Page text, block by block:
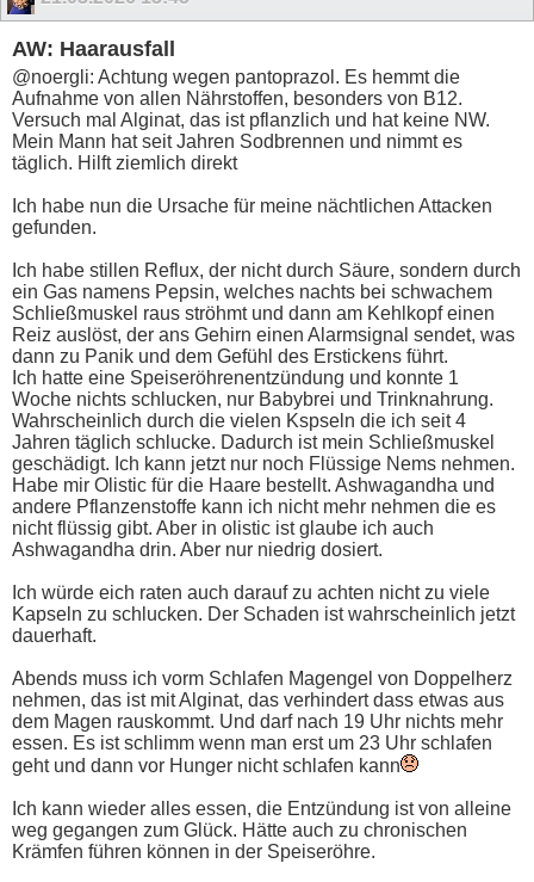
AW: Haarausfall
@noergli: Achtung wegen pantoprazol. Es hemmt die
Aufnahme von allen Nährstoffen, besonders von B12.
Versuch mal Alginat, das ist pflanzlich und hat keine NW.
Mein Mann hat seit Jahren Sodbrennen und nimmt es
täglich. Hilft ziemlich direkt
Ich habe nun die Ursache für meine nächtlichen Attacken
gefunden.
Ich habe stillen Reflux, der nicht durch Säure, sondern durch
ein Gas namens Pepsin, welches nachts bei schwachem
Schließmuskel raus ströhmt und dann am Kehlkopf einen
Reiz auslöst, der ans Gehirn einen Alarmsignal sendet, was
dann zu Panik und dem Gefühl des Erstickens führt.
Ich hatte eine Speiseröhrenentzündung und konnte 1
Woche nichts schlucken, nur Babybrei und Trinknahrung.
Wahrscheinlich durch die vielen Kspseln die ich seit 4
Jahren täglich schlucke. Dadurch ist mein Schließmuskel
geschädigt. Ich kann jetzt nur noch Flüssige Nems nehmen.
Habe mir Olistic für die Haare bestellt. Ashwagandha und
andere Pflanzenstoffe kann ich nicht mehr nehmen die es
nicht flüssig gibt. Aber in olistic ist glaube ich auch
Ashwagandha drin. Aber nur niedrig dosiert.
Ich würde eich raten auch darauf zu achten nicht zu viele
Kapseln zu schlucken. Der Schaden ist wahrscheinlich jetzt
dauerhaft.
Abends muss ich vorm Schlafen Magengel von Doppelherz
nehmen, das ist mit Alginat, das verhindert dass etwas aus
dem Magen rauskommt. Und darf nach 19 Uhr nichts mehr
essen. Es ist schlimm wenn man erst um 23 Uhr schlafen
geht und dann vor Hunger nicht schlafen kann
Ich kann wieder alles essen, die Entzündung ist von alleine
weg gegangen zum Glück. Hätte auch zu chronischen
Krämfen führen können in der Speiseröhre.